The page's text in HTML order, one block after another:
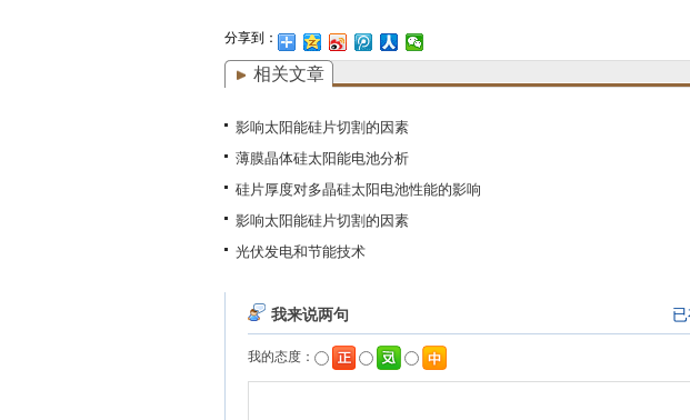
分享到：
相关文章
影响太阳能硅片切割的因素
薄膜晶体硅太阳能电池分析
硅片厚度对多晶硅太阳电池性能的影响
影响太阳能硅片切割的因素
光伏发电和节能技术